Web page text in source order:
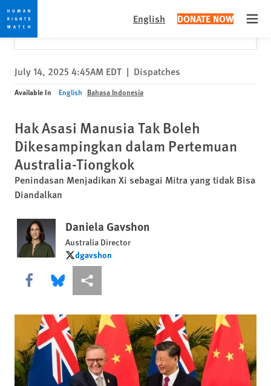
Skip
to
cookie
privacy
notice
Skip
to
main
content
English DONATE NOW
Would you like to read this page in English?
Yes
✕
July 14, 2025 4:45AM EDT | Dispatches
Available In English Bahasa Indonesia
Hak Asasi Manusia Tak Boleh
Dikesampingkan dalam Pertemuan
Australia-Tiongkok
Penindasan Menjadikan Xi sebagai Mitra yang tidak Bisa
Diandalkan
Daniela Gavshon
Australia Director
dgavshon
dgavshon
Share this via Facebook
Share this via Bluesky
More sharing options